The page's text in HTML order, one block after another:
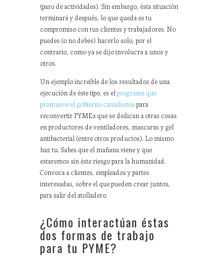
(paro de actividades). Sin embargo, ésta situación
terminará y después, lo que queda es tu
compromiso con tus clientes y trabajadores. No
puedes (o no debes) hacerlo solo, por el
contrario, como ya se dijo involucra a unos y
otros.
Un ejemplo increíble de los resultados de una
ejecución de éste tipo, es el programa que
promueve el gobierno canadiensepara
reconvertir PYMEs que se dedican a otras cosas
en productores de ventiladores, mascaras y gel
antibacterial (entre otros productos). Lo mismo
haz tu. Sabes que el mañana viene y que
estaremos sin éste riesgo para la humanidad.
Convoca a clientes, empleados y partes
interesadas, sobre el que pueden crear juntos,
para salir del atolladero.
¿Cómo interactúan éstas
dos formas de trabajo
para tu PYME?